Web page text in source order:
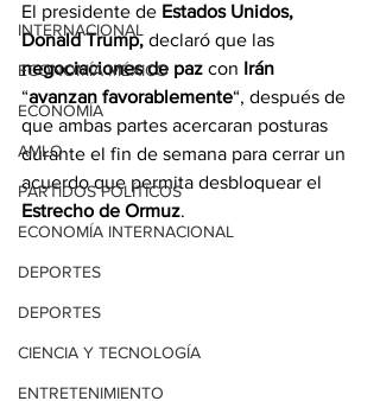
INTERNACIONAL
ECONOMÍA MÉXICO
ECONOMÍA
AMLO
PARTIDOS POLÍTICOS
ECONOMÍA INTERNACIONAL
DEPORTES
DEPORTES
CIENCIA Y TECNOLOGÍA
ENTRETENIMIENTO
El presidente de Estados Unidos,
Donald Trump, declaró que las
negociaciones de paz con Irán
“avanzan favorablemente“, después de
que ambas partes acercaran posturas
durante el fin de semana para cerrar un
acuerdo que permita desbloquear el
Estrecho de Ormuz.